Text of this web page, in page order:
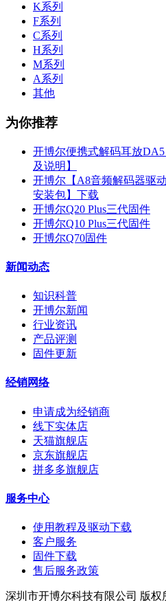
K系列
F系列
C系列
H系列
M系列
A系列
其他
为你推荐
开博尔便携式解码耳放
及说明】
开博尔【A8音频解码器驱
安装包】下载
开博尔Q20 Plus三代固件
开博尔Q10 Plus三代固件
开博尔Q70固件
新闻动态
知识科普
开博尔新闻
行业资讯
产品评测
固件更新
经销网络
申请成为经销商
线下实体店
天猫旗舰店
京东旗舰店
拼多多旗舰店
服务中心
使用教程及驱动下载
客户服务
固件下载
售后服务政策
深圳市开博尔科技有限公司 版权